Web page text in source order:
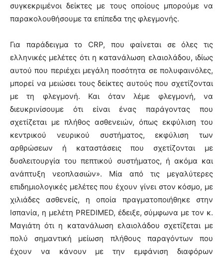
συγκεκριμένοι δείκτες με τους οποίους μπορούμε να
παρακολουθήσουμε τα επίπεδα της φλεγμονής.
Για παράδειγμα το CRP, που φαίνεται σε όλες τις
ελληνικές μελέτες ότι η κατανάλωση ελαιολάδου, ιδίως
αυτού που περιέχει μεγάλη ποσότητα σε πολυφαινόλες,
μπορεί να μειώσει τους δείκτες αυτούς που σχετίζονται
με τη φλεγμονή. Και όταν λέμε φλεγμονή, να
διευκρινίσουμε ότι είναι ένας παράγοντας που
σχετίζεται με πλήθος ασθενειών, όπως εκφύλιση του
κεντρικού νευρικού συστήματος, εκφύλιση των
αρθρώσεων ή καταστάσεις που σχετίζονται με
δυσλειτουργία του πεπτικού συστήματος, ή ακόμα και
ανάπτυξη νεοπλασιών». Μία από τις μεγαλύτερες
επιδημιολογικές μελέτες που έχουν γίνει στον κόσμο, με
χιλιάδες ασθενείς, η οποία πραγματοποιήθηκε στην
Ισπανία, η μελέτη PREDIMED, έδειξε, σύμφωνα με τον κ.
Μαγιάτη ότι η κατανάλωση ελαιολάδου σχετίζεται με
πολύ σημαντική μείωση πλήθους παραγόντων που
έχουν να κάνουν με την εμφάνιση διαφόρων